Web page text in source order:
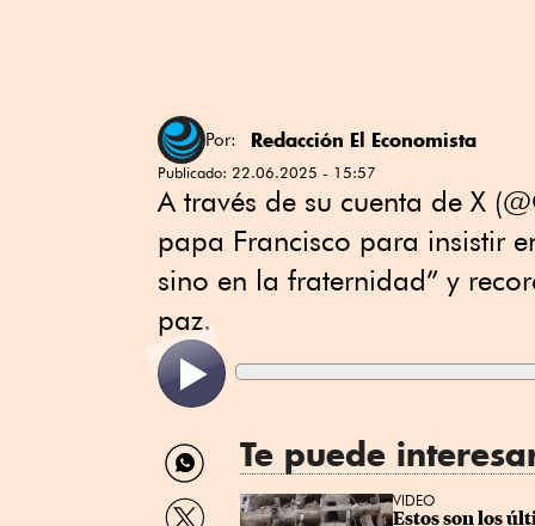
Por: Redacción El Economista
Publicado: 22.06.2025 - 15:57
A través de su cuenta de X
papa Francisco para insistir
sino en la fraternidad” y
paz.
Compartir
por
WhatsApp
Compartir
Te puede
VIDEO
Estos son los